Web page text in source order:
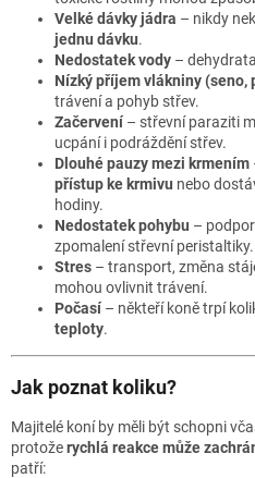
Velké dávky jádra – nikdy
jednu dávku.
Nedostatek vody –
Nízký příjem vlákniny (seno,
trávení a pohyb střev.
Začervení – střevní paraziti
ucpání i podráždění střev.
Dlouhé pauzy mezi krmením
přístup ke krmivu nebo
hodiny.
Nedostatek pohybu –
zpomalení střevní peristaltiky.
Stres – transport, změna
mohou ovlivnit trávení.
Počasí – někteří koně trpí
teploty.
Jak poznat koliku?
Majitelé koní by měli být schopni
protožerychlá reakce může
patří: